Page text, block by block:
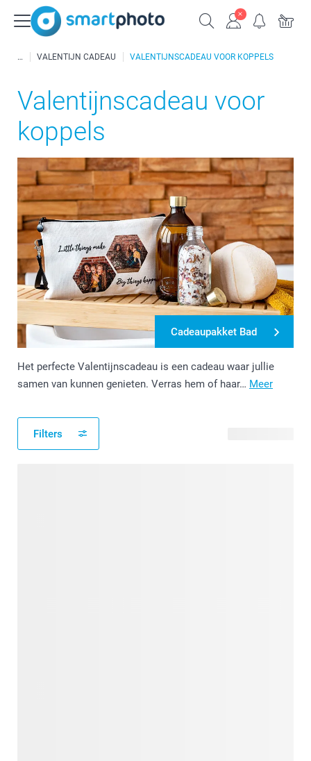
VALENTIJN CADEAU VALENTIJNSCADEAU VOOR KOPPELS
Valentijnscadeau voor
koppels
Het perfecte Valentijnscadeau is een cadeau waar jullie
samen van kunnen genieten. Verras hem of haar… Meer
Cadeaupakket Bad
Filters